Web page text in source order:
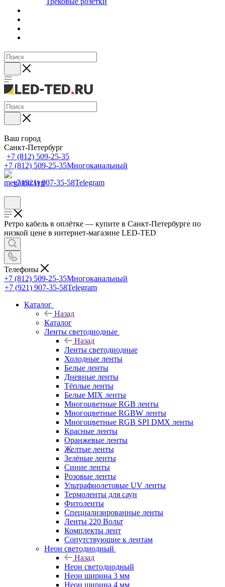
Ваш город
Санкт-Петербург
+7 (812) 509-25-35
+7 (812) 509-25-35Многоканальный
+7 (921) 907-35-58Telegram
Ретро кабель в оплётке — купите в Санкт-Петербурге по
низкой цене в интернет-магазине LED-TED
Телефоны
+7 (812) 509-25-35Многоканальный
+7 (921) 907-35-58Telegram
Каталог
Назад
Каталог
Ленты светодиодные
Назад
Ленты светодиодные
Холодные ленты
Белые ленты
Дневные ленты
Тёплые ленты
Белые MIX ленты
Многоцветные RGB ленты
Многоцветные RGBW ленты
Многоцветные RGB SPI DMX ленты
Красные ленты
Оранжевые ленты
Желтые ленты
Зелёные ленты
Синие ленты
Розовые ленты
Ультрафиолетовые UV ленты
Термоленты для саун
Фитоленты
Специализированные ленты
Ленты 220 Вольт
Комплекты лент
Сопутствующие к лентам
Неон светодиодный
Назад
Неон светодиодный
Неон ширина 3 мм
Неон ширина 4 мм